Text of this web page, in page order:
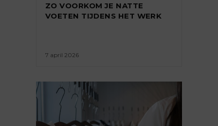
ZO VOORKOM JE NATTE
VOETEN TIJDENS HET WERK
7 april 2026